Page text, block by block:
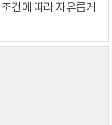
조건에 따라 자유롭게